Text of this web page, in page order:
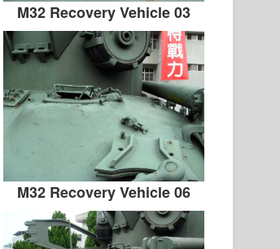
M32 Recovery Vehicle 03
M32 Recovery Vehicle 06